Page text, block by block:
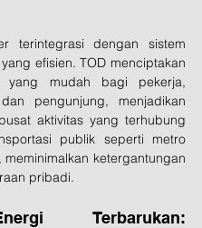
terintegrasi dengan sistem
efisien. TOD menciptakan
yang mudah bagi pekerja,
pengunjung, menjadikan
aktivitas yang terhubung
publik seperti metro
meminimalkan ketergantungan
pribadi.
Terbarukan: